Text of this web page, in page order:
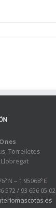
Torrelletes
N – 1.95068º E
572 / 93 656 05 02